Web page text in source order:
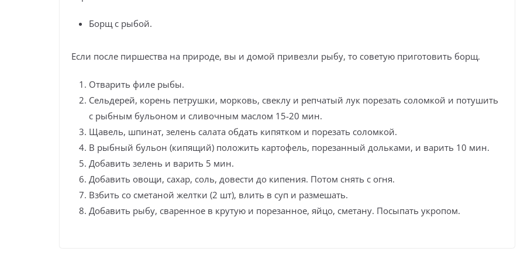
Борщ с рыбой.
Если после пиршества на природе, вы и домой привезли рыбу, то советую приготовить борщ.
Отварить филе рыбы.
Сельдерей, корень петрушки, морковь, свеклу и репчатый лук порезать соломкой и потушить
с рыбным бульоном и сливочным маслом 15-20 мин.
Щавель, шпинат, зелень салата обдать кипятком и порезать соломкой.
В рыбный бульон (кипящий) положить картофель, порезанный дольками, и варить 10 мин.
Добавить зелень и варить 5 мин.
Добавить овощи, сахар, соль, довести до кипения. Потом снять с огня.
Взбить со сметаной желтки (2 шт), влить в суп и размешать.
Добавить рыбу, сваренное в крутую и порезанное, яйцо, сметану. Посыпать укропом.